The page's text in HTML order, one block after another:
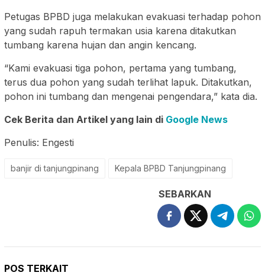
Petugas BPBD juga melakukan evakuasi terhadap pohon
yang sudah rapuh termakan usia karena ditakutkan
tumbang karena hujan dan angin kencang.
“Kami evakuasi tiga pohon, pertama yang tumbang,
terus dua pohon yang sudah terlihat lapuk. Ditakutkan,
pohon ini tumbang dan mengenai pengendara,” kata dia.
Cek Berita dan Artikel yang lain di Google News
Penulis: Engesti
banjir di tanjungpinang Kepala BPBD Tanjungpinang
SEBARKAN
POS TERKAIT